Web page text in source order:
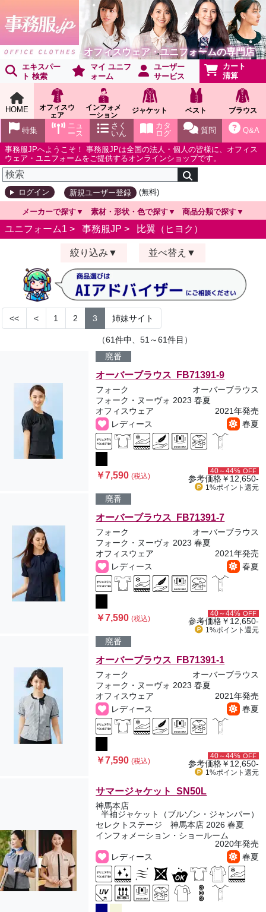
オフィスウェア・ユニフォームの専門店
エキスパー
ト 検索
マイ ユニフ
ォーム
ユーザー
サービス
カート
清算
HOME
オフィスウ
ェア
インフォメ
ーション
ショールー
ム
ジャケット ベスト ブラウス
Q&A
質問
カタ
ログ
さく
いん
ニュ
ース
特集
事務服JPへようこそ！ 事務服JPは全国の法人・個人の皆様に、オフィス
ウェア・ユニフォームをご提供するオンラインショップです。
ログイン 新規ユーザー登録 (無料)
メーカーで探す 素材・形状・色で探す 商品分類で探す
ユニフォーム1 > 事務服JP > 比翼（ヒヨク）
絞り込み 並べ替え
<< < 1 2 3 姉妹サイト
（61件中、51～61件目）
廃番
オーバーブラウス FB71391-9
フォーク
オーバーブラウス
フォーク・ヌーヴォ 2023 春夏
オフィスウェア
2021年発売
レディース
春夏
￥7,590(税込)
40～44% OFF
参考価格￥12,650-
1%ポイント 還元
廃番
オーバーブラウス FB71391-7
フォーク
オーバーブラウス
フォーク・ヌーヴォ 2023 春夏
オフィスウェア
2021年発売
レディース
春夏
￥7,590(税込)
40～44% OFF
参考価格￥12,650-
1%ポイント 還元
廃番
オーバーブラウス FB71391-1
フォーク
オーバーブラウス
フォーク・ヌーヴォ 2023 春夏
オフィスウェア
2021年発売
レディース
春夏
￥7,590(税込)
40～44% OFF
参考価格￥12,650-
1%ポイント 還元
サマージャケット SN50L
神馬本店
半袖ジャケット（ブルゾン・ジャンパー）
セレクトステージ 神馬本店 2026 春夏
インフォメーション・ショールーム
2020年発売
レディース
春夏